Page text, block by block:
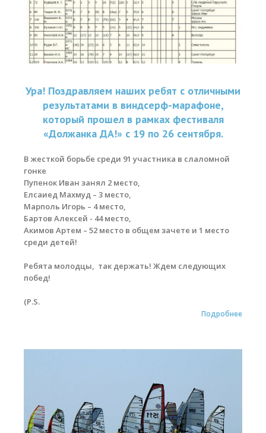
Ура! Поздравляем наших ребят с отличными
результатами в виндсерф-марафоне,
который прошел в рамках фестиваля
«Должанка ДА!» с 19 по 26 сентября.
В жесткой борьбе среди 91 участника в слаломной
гонке
Пупенок Иван занял 2 место,
Елсаиед Махмуд – 3 место,
Марполь Игорь – 4 место,
Бартов Алексей - 44 место,
Акимов Артем – 52 место в общем зачете и 1 место
среди детей!
Ребята молодцы, так держать! Ждем следующих
побед!
(P.S.
Подробнее